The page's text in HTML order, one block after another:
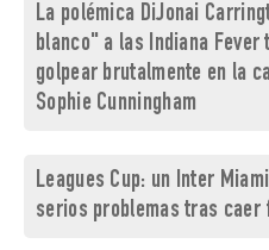
La polémica DiJonai
blanco" a las Indiana
golpear brutalmente en la
Sophie Cunningham
Leagues Cup: un Inter
serios problemas tras caer